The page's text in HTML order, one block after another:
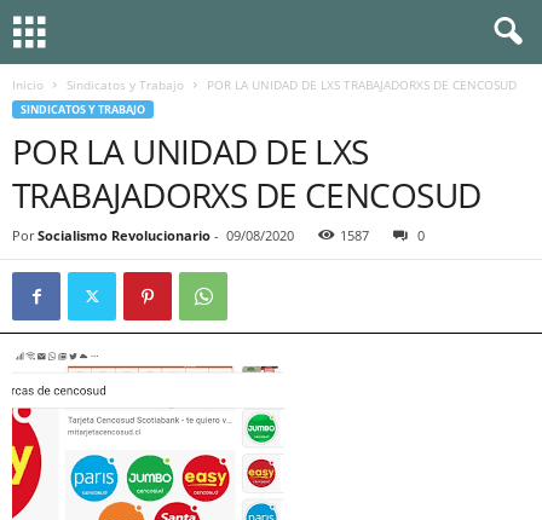
Inicio Sindicatos y Trabajo POR LA UNIDAD DE LXS TRABAJADORXS DE CENCOSUD
SINDICATOS Y TRABAJO
POR LA UNIDAD DE LXS
TRABAJADORXS DE CENCOSUD
Por Socialismo Revolucionario - 09/08/2020 1587 0